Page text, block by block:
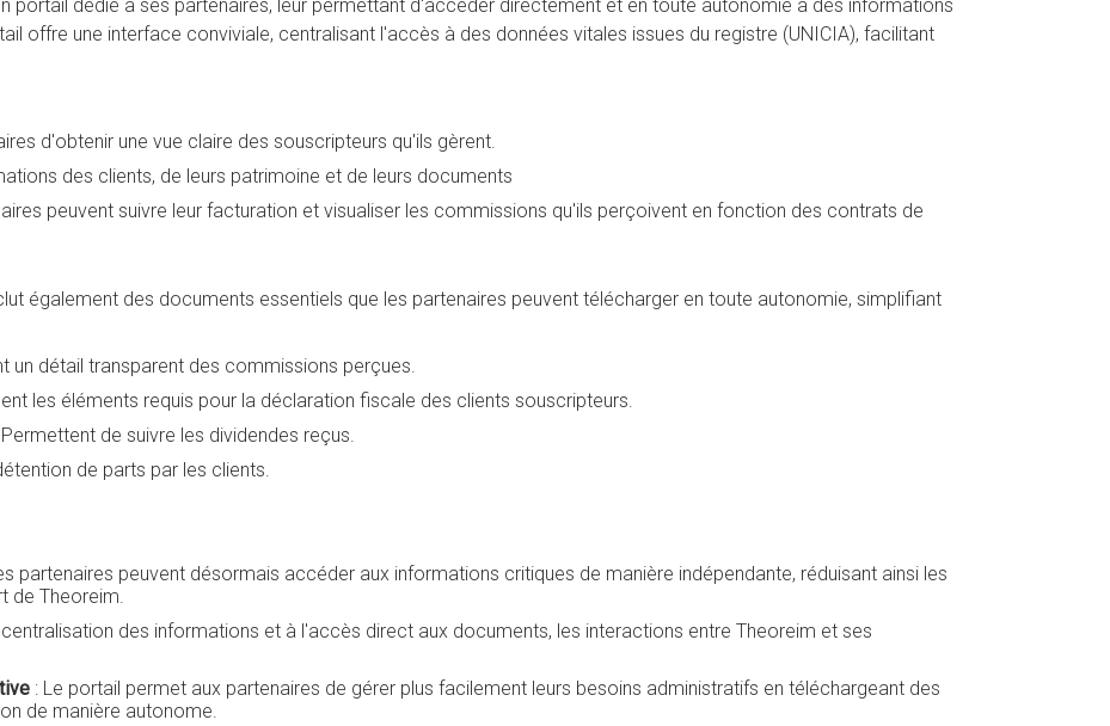
portail dédié à ses partenaires, leur permettant d'accéder directement et en toute autonomie à des informations
offre une interface conviviale, centralisant l'accès à des données vitales issues du registre (UNICIA), facilitant
d'obtenir une vue claire des souscripteurs qu'ils gèrent.
des clients, de leurs patrimoine et de leurs documents
peuvent suivre leur facturation et visualiser les commissions qu'ils perçoivent en fonction des contrats de
également des documents essentiels que les partenaires peuvent télécharger en toute autonomie, simplifiant
un détail transparent des commissions perçues.
les éléments requis pour la déclaration fiscale des clients souscripteurs.
Permettent de suivre les dividendes reçus.
de parts par les clients.
partenaires peuvent désormais accéder aux informations critiques de manière indépendante, réduisant ainsi les
de Theoreim.
centralisation des informations et à l'accès direct aux documents, les interactions entre Theoreim et ses
: Le portail permet aux partenaires de gérer plus facilement leurs besoins administratifs en téléchargeant des
de manière autonome.